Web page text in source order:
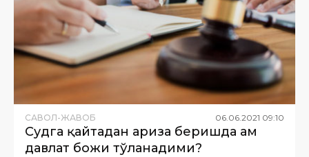
САВОЛ-ЖАВОБ 06.06.2021 09:10
Судга қайтадан ариза беришда ҳам
давлат божи тўланадими?